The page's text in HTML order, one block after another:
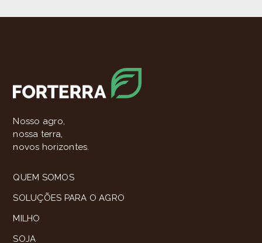
Nosso agro,
nossa terra,
novos horizontes.
QUEM SOMOS
SOLUÇÕES PARA O AGRO
MILHO
SOJA